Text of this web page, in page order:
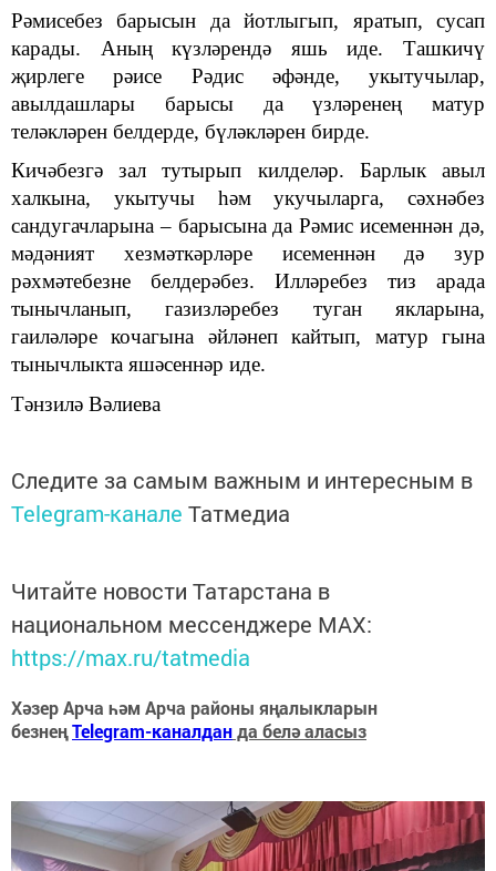
Рәмисебез барысын да йотлыгып, яратып, сусап
карады. Аның күзләрендә яшь иде. Ташкичү
җирлеге рәисе Рәдис әфәнде, укытучылар,
авылдашлары барысы да үзләренең матур
теләкләрен белдерде, бүләкләрен бирде.
Кичәбезгә зал тутырып килделәр. Барлык авыл
халкына, укытучы һәм укучыларга, сәхнәбез
сандугачларына – барысына да Рәмис исеменнән дә,
мәдәният хезмәткәрләре исеменнән дә зур
рәхмәтебезне белдерәбез. Илләребез тиз арада
тынычланып, газизләребез туган якларына,
гаиләләре кочагына әйләнеп кайтып, матур гына
тынычлыкта яшәсеннәр иде.
Тәнзилә Вәлиева
Следите за самым важным и интересным в
Telegram-канале Татмедиа
Читайте новости Татарстана в
национальном мессенджере MАХ:
https://max.ru/tatmedia
Хәзер Арча һәм Арча районы яңалыкларын
безнеңTelegram-каналданда белә аласыз